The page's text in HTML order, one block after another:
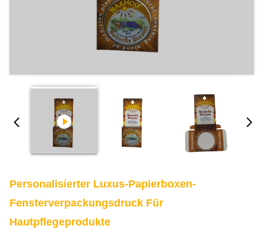
Personalisierter Luxus-Papierboxen-
Fensterverpackungsdruck Für
Hautpflegeprodukte